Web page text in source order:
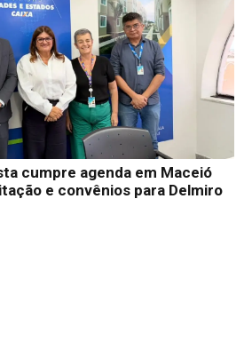
cumpre agenda em Maceió
e convênios para Delmiro